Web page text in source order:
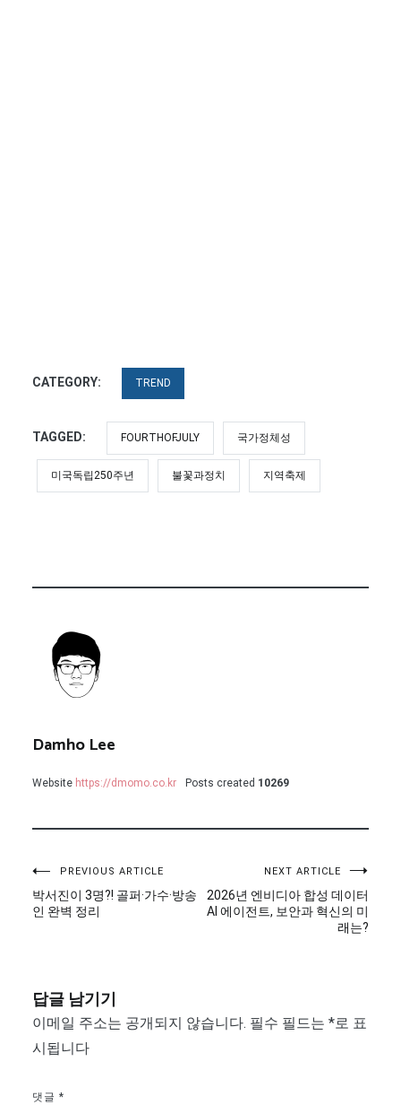
CATEGORY: TREND
TAGGED: FOURTHOFJULY 국가정체성
미국독립250주년 불꽃과정치 지역축제
Damho Lee
Website https://dmomo.co.kr Posts created 10269
글
탐
PREVIOUS ARTICLE
박서진이 3명?! 골퍼·가수·방송
인 완벽 정리
NEXT ARTICLE
2026년 엔비디아 합성 데이터
AI 에이전트, 보안과 혁신의 미
래는?
답글 남기기
이메일 주소는 공개되지 않습니다. 필수 필드는 *로 표
시됩니다
댓글 *